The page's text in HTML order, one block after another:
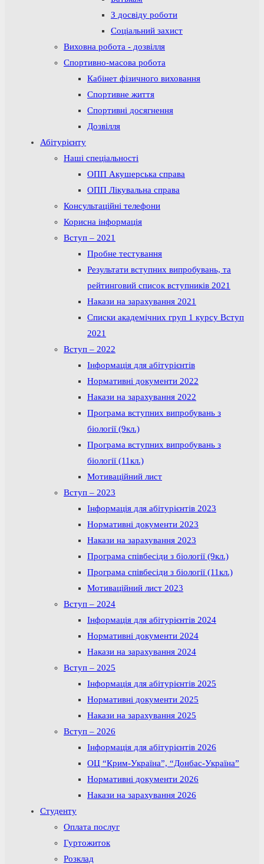
З досвіду роботи
Соціальний захист
Виховна робота - дозвілля
Спортивно-масова робота
Кабінет фізичного виховання
Спортивне життя
Спортивні досягнення
Дозвілля
Абітурієнту
Наші спеціальності
ОПП Акушерська справа
ОПП Лікувальна справа
Консультаційні телефони
Корисна інформація
Вступ – 2021
Пробне тестування
Результати вступних випробувань, та
рейтинговий список вступників 2021
Накази на зарахування 2021
Списки академічних груп 1 курсу Вступ
2021
Вступ – 2022
Інформація для абітурієнтів
Нормативні документи 2022
Накази на зарахування 2022
Програма вступних випробувань з
біології (9кл.)
Програма вступних випробувань з
біології (11кл.)
Мотиваційний лист
Вступ – 2023
Інформація для абітурієнтів 2023
Нормативні документи 2023
Накази на зарахування 2023
Програма співбесіди з біології (9кл.)
Програма співбесіди з біології (11кл.)
Мотиваційний лист 2023
Вступ – 2024
Інформація для абітурієнтів 2024
Нормативні документи 2024
Накази на зарахування 2024
Вступ – 2025
Інформація для абітурієнтів 2025
Нормативні документи 2025
Накази на зарахування 2025
Вступ – 2026
Інформація для абітурієнтів 2026
ОЦ “Крим-Україна”, “Донбас-Україна”
Нормативні документи 2026
Накази на зарахування 2026
Студенту
Оплата послуг
Гуртожиток
Розклад